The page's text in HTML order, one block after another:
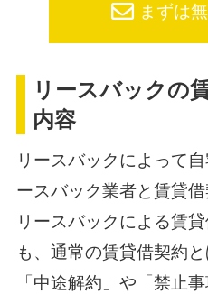
まずは
リースバックの
内容
リースバックによって
ースバック業者と賃貸借
リースバックによる賃
も、通常の賃貸借契約
「中途解約」や「禁止